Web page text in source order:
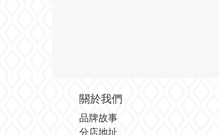
關於我們
品牌故事
分店地址